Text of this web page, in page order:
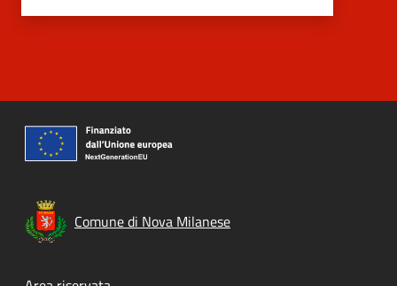
Comune di Nova Milanese